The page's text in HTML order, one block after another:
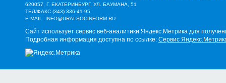
620057, Г. ЕКАТЕРИНБУРГ, УЛ. БАУМАНА, 51
ТЕЛ/ФАКС (343) 336-41-95
E-MAIL: INFO@URALSOCINFORM.RU
Сайт использует сервис веб-аналитики Яндекс.Метрика для
Подробная информация доступна по ссылке: Сервис